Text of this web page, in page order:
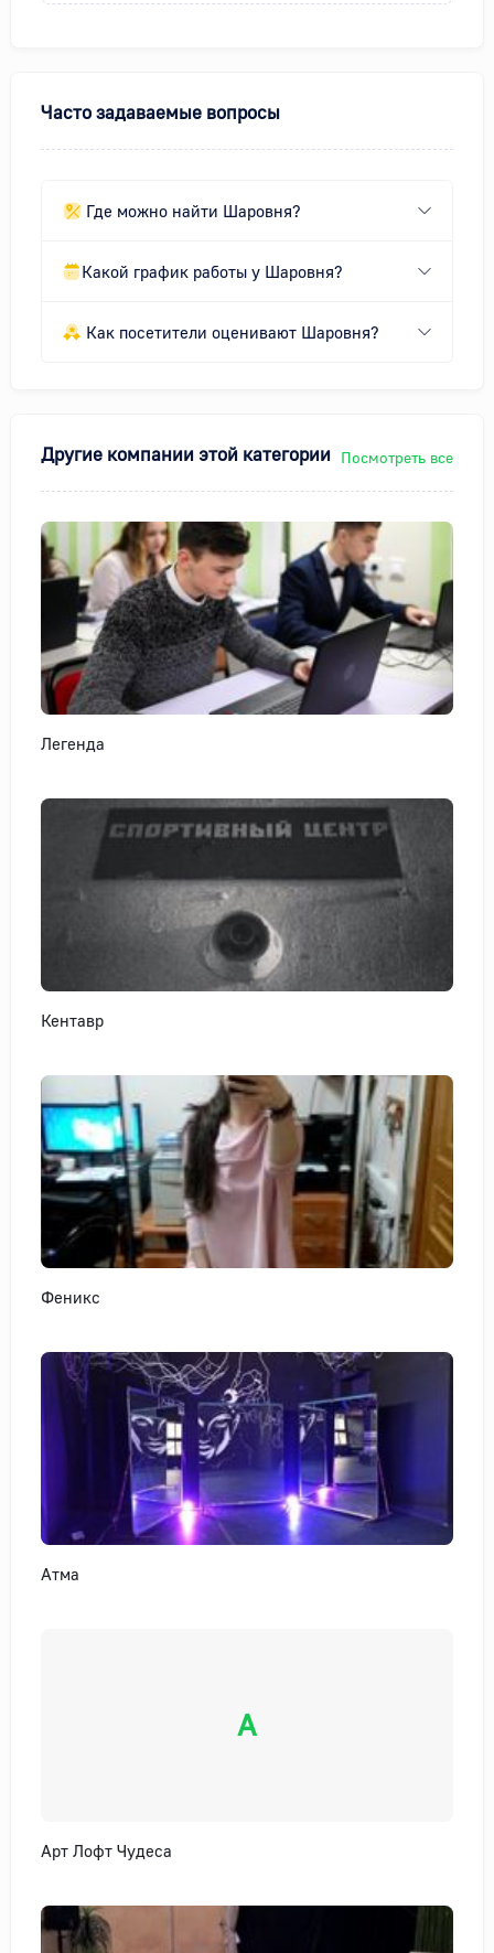
Часто задаваемые вопросы
Где можно найти Шаровня?
Какой график работы у Шаровня?
Как посетители оценивают Шаровня?
Другие компании этой категории Посмотреть все
Легенда
Кентавр
Феникс
Атма
А
Арт Лофт Чудеса